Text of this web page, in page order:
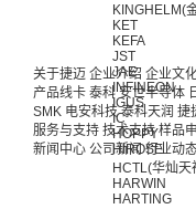
KINGHELM(
KET
KEFA
JST
JAE
INFINEON
IGUS
IC
HOPPY
HIROSE
HCTL(华灿天
HARWIN
HARTING
关于捷迈 企业介绍 企业文
产品线卡 泰科 安世半导体
SMK 电安科技 泰科天润 捷
服务与支持 技术支持 样品
新闻中心 公司新闻 行业动